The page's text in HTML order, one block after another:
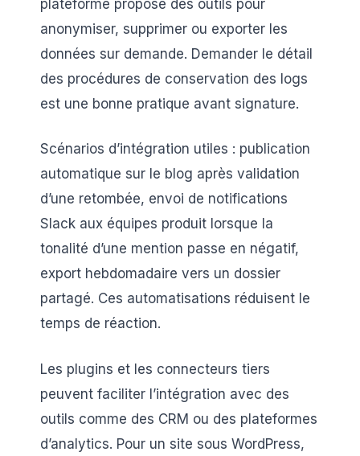
plateforme propose des outils pour
anonymiser, supprimer ou exporter les
données sur demande. Demander le détail
des procédures de conservation des logs
est une bonne pratique avant signature.
Scénarios d’intégration utiles : publication
automatique sur le blog après validation
d’une retombée, envoi de notifications
Slack aux équipes produit lorsque la
tonalité d’une mention passe en négatif,
export hebdomadaire vers un dossier
partagé. Ces automatisations réduisent le
temps de réaction.
Les plugins et les connecteurs tiers
peuvent faciliter l’intégration avec des
outils comme des CRM ou des plateformes
d’analytics. Pour un site sous WordPress,